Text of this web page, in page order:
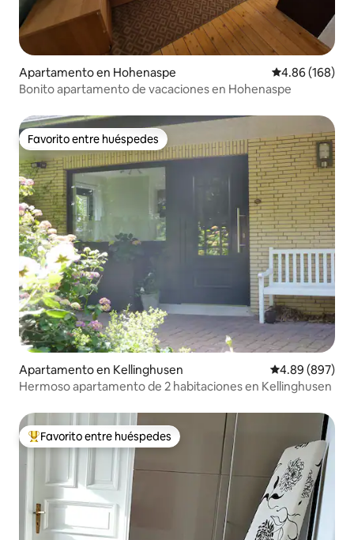
Apartamento en Hohenaspe Calificación
4.86 (168)
Bonito apartamento de vacaciones en Hohenaspe
Favorito entre huéspedes
Favorito entre huéspedes
Apartamento en Kellinghusen Calificación
4.89 (897)
Hermoso apartamento de 2 habitaciones en Kellinghusen
Favorito entre huéspedes preferido
Favorito entre huéspedes